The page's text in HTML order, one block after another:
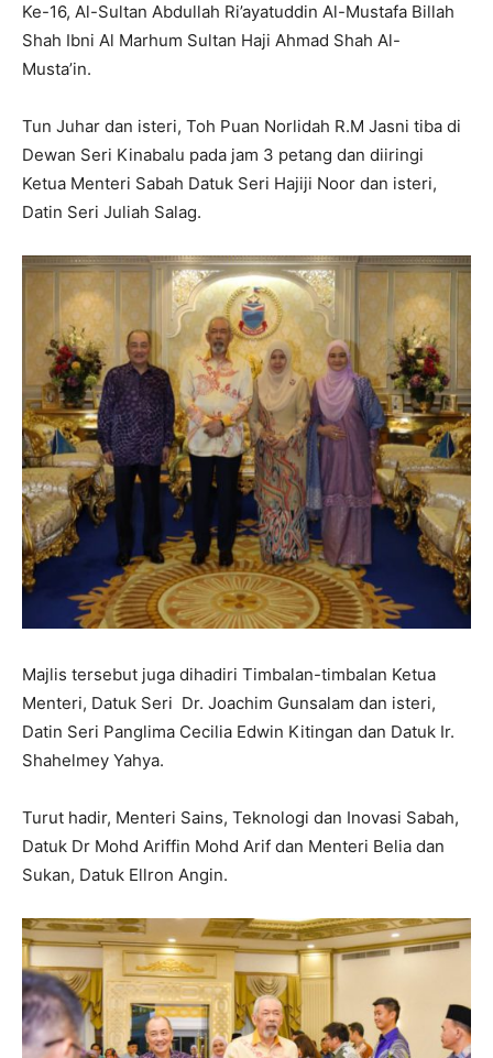
Ke-16, Al-Sultan Abdullah Ri’ayatuddin Al-Mustafa Billah
Shah Ibni Al Marhum Sultan Haji Ahmad Shah Al-
Musta’in.
Tun Juhar dan isteri, Toh Puan Norlidah R.M Jasni tiba di
Dewan Seri Kinabalu pada jam 3 petang dan diiringi
Ketua Menteri Sabah Datuk Seri Hajiji Noor dan isteri,
Datin Seri Juliah Salag.
Majlis tersebut juga dihadiri Timbalan-timbalan Ketua
Menteri, Datuk Seri Dr. Joachim Gunsalam dan isteri,
Datin Seri Panglima Cecilia Edwin Kitingan dan Datuk Ir.
Shahelmey Yahya.
Turut hadir, Menteri Sains, Teknologi dan Inovasi Sabah,
Datuk Dr Mohd Ariffin Mohd Arif dan Menteri Belia dan
Sukan, Datuk Ellron Angin.